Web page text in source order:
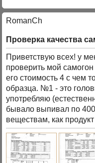
RomanCh
Проверка качества
Приветствую всех! у
проверить мой
его стоимость 4 с чем
образца. №1 - это
употребляю
бывало выпивал по
веществам, как